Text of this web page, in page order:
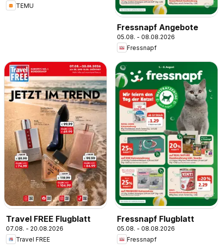
TEMU
Fressnapf Angebote
05.08. - 08.08.2026
Fressnapf
Travel FREE Flugblatt
07.08. - 20.08.2026
Travel FREE
Fressnapf Flugblatt
05.08. - 08.08.2026
Fressnapf